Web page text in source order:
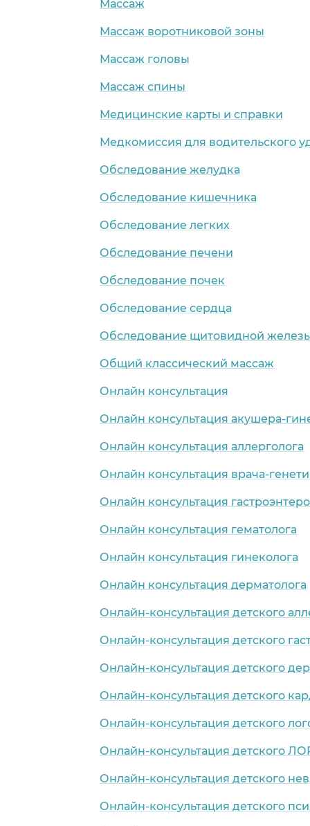
Массаж
Массаж воротниковой зоны
Массаж головы
Массаж спины
Медицинские карты и справки
Медкомиссия для водительского
Обследование желудка
Обследование кишечника
Обследование легких
Обследование печени
Обследование почек
Обследование сердца
Обследование щитовидной
Общий классический массаж
Онлайн консультация
Онлайн консультация акушера-
Онлайн консультация аллерголога
Онлайн консультация врача-
Онлайн консультация
Онлайн консультация гематолога
Онлайн консультация гинеколога
Онлайн консультация дерматолога
Онлайн-консультация детского
Онлайн-консультация детского
Онлайн-консультация детского
Онлайн-консультация детского
Онлайн-консультация детского
Онлайн-консультация детского
Онлайн-консультация детского
Онлайн-консультация детского